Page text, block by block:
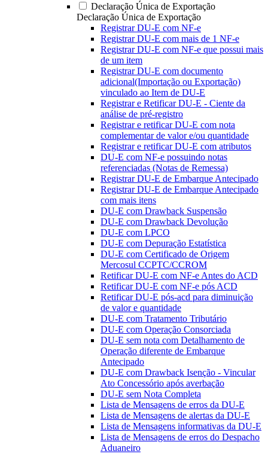
Declaração Única de Exportação
Declaração Única de Exportação
Registrar DU-E com NF-e
Registrar DU-E com mais de 1 NF-e
Registrar DU-E com NF-e que possui mais
de um item
Registrar DU-E com documento
adicional(Importação ou Exportação)
vinculado ao Item de DU-E
Registrar e Retificar DU-E - Ciente da
análise de pré-registro
Registrar e retificar DU-E com nota
complementar de valor e/ou quantidade
Registrar e retificar DU-E com atributos
DU-E com NF-e possuindo notas
referenciadas (Notas de Remessa)
Registrar DU-E de Embarque Antecipado
Registrar DU-E de Embarque Antecipado
com mais itens
DU-E com Drawback Suspensão
DU-E com Drawback Devolução
DU-E com LPCO
DU-E com Depuração Estatística
DU-E com Certificado de Origem
Mercosul CCPTC/CCROM
Retificar DU-E com NF-e Antes do ACD
Retificar DU-E com NF-e pós ACD
Retificar DU-E pós-acd para diminuição
de valor e quantidade
DU-E com Tratamento Tributário
DU-E com Operação Consorciada
DU-E sem nota com Detalhamento de
Operação diferente de Embarque
Antecipado
DU-E com Drawback Isenção - Vincular
Ato Concessório após averbação
DU-E sem Nota Completa
Lista de Mensagens de erros da DU-E
Lista de Mensagens de alertas da DU-E
Lista de Mensagens informativas da DU-E
Lista de Mensagens de erros do Despacho
Aduaneiro